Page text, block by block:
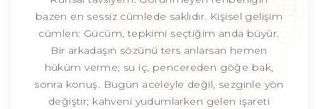
bazen en sessiz cümlede saklıdır. Kişisel gelişim
cümlen: Gücüm, tepkimi seçtiğim anda büyür.
Bir arkadaşın sözünü ters anlarsan hemen
hüküm verme; su iç, pencereden göğe bak,
sonra konuş. Bugün aceleyle değil, sezginle yön
değiştir; kahveni yudumlarken gelen işareti